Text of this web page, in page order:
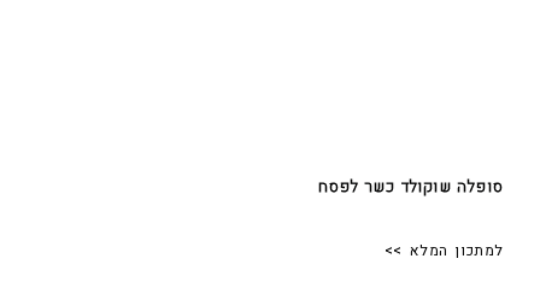
סופלה שוקולד כשר לפסח
למתכון המלא >>